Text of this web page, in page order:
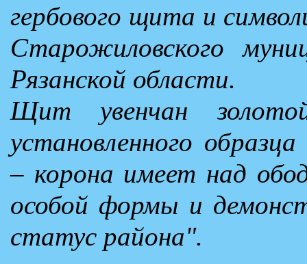
гербового щита и
Старожиловского
Рязанской области.
Щит увенчан
установленного
– корона имеет над
особой формы и
статус района".